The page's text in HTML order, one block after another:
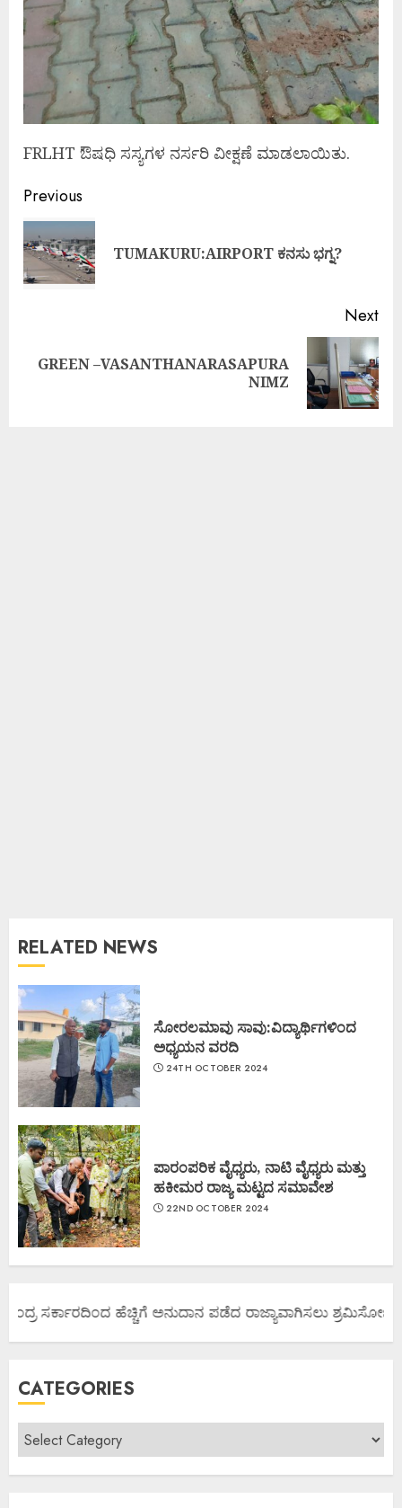
FRLHT ಔಷಧಿ ಸಸ್ಯಗಳ ನರ್ಸರಿ ವೀಕ್ಷಣೆ ಮಾಡಲಾಯಿತು.
Previous
TUMAKURU:AIRPORT ಕನಸು ಭಗ್ನ?
Next
GREEN –VASANTHANARASAPURA
NIMZ
RELATED NEWS
ಸೋರಲಮಾವು ಸಾವು:ವಿದ್ಯಾರ್ಥಿಗಳಿಂದ
ಅಧ್ಯಯನ ವರದಿ
24TH OCTOBER 2024
ಪಾರಂಪರಿಕ ವೈಧ್ಯರು, ನಾಟಿ ವೈಧ್ಯರು ಮತ್ತು
ಹಕೀಮರ ರಾಜ್ಯ ಮಟ್ಟದ ಸಮಾವೇಶ
22ND OCTOBER 2024
ಸರ್ಕಾರದಿಂದ ಹೆಚ್ಚಿಗೆ ಅನುದಾನ ಪಡೆದ ರಾಜ್ಯಾವಾಗಿಸಲು ಶ್ರಮಿಸೋಣ
CATEGORIES